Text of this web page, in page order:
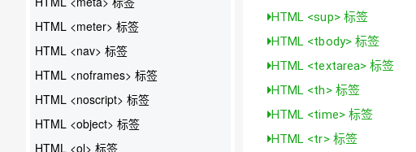
HTML <meter> 标签
HTML <nav> 标签
HTML <noframes> 标签
HTML <noscript> 标签
HTML <object> 标签
HTML <ol> 标签
HTML <sup> 标签
HTML <tbody> 标签
HTML <textarea> 标签
HTML <th> 标签
HTML <time> 标签
HTML <tr> 标签